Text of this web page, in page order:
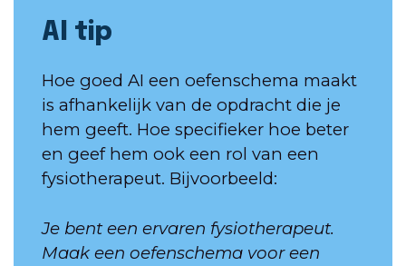
AI tip
Hoe goed AI een oefenschema maakt
is afhankelijk van de opdracht die je
hem geeft. Hoe specifieker hoe beter
en geef hem ook een rol van een
fysiotherapeut. Bijvoorbeeld:
Je bent een ervaren fysiotherapeut.
Maak een oefenschema voor een